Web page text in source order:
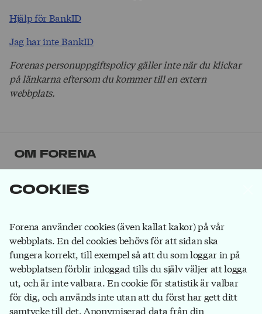
Cookies
Forena använder cookies (även kallat kakor) på vår
webbplats. En del cookies behövs för att sidan ska
fungera korrekt, till exempel så att du som loggar in på
webbplatsen förblir inloggad tills du själv väljer att logga
ut, och är inte valbara. En cookie för statistik är valbar
för dig, och används inte utan att du först har gett ditt
samtycke till det. Anonymiserad data från din
Hjälp för BankID
Jag har inte BankID
Forenas personuppgiftspolicy gäller inte när du klickar
på länkarna eftersom du kommer till en extern
webbplats.
Om Forena
Forena är det största facket inom
försäkringsbranschen. Våra medlemmar jobbar på
försäkringsbolag och hos försäkringsförmedlare.Bli
medlemdu också!
Forena
Box 1116